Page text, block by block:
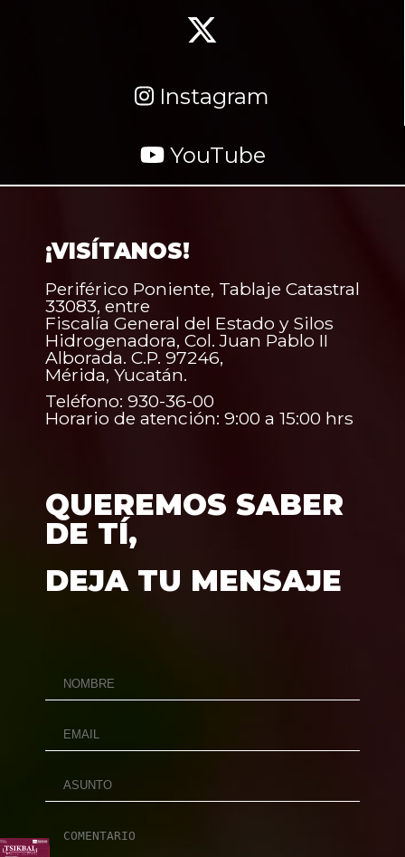
Instagram
YouTube
¡VISÍTANOS!
Periférico Poniente, Tablaje Catastral
33083, entre
Fiscalía General del Estado y Silos
Hidrogenadora, Col. Juan Pablo II
Alborada. C.P. 97246,
Mérida, Yucatán.
Teléfono: 930-36-00
Horario de atención: 9:00 a 15:00 hrs
QUEREMOS SABER
DE TÍ,
DEJA TU MENSAJE